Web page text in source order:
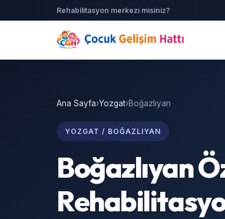
Rehabilitasyon merkezi misiniz?
Ana Sayfa›Yozgat›Boğazlıyan
YOZGAT / BOĞAZLIYAN
Boğazlıyan